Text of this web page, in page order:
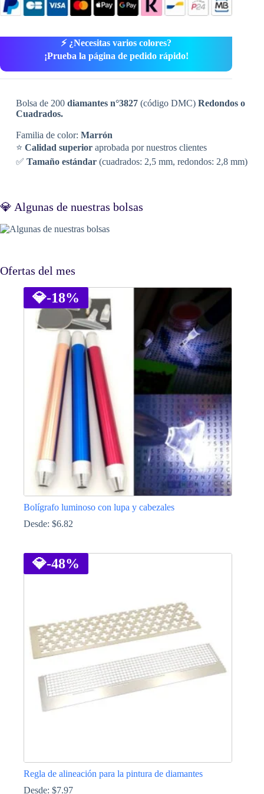
⚡ ¿Necesitas varios colores?
¡Prueba la página de pedido rápido!
Bolsa de 200 diamantes n°3827(código DMC) Redondos o
Cuadrados.
Familia de color: Marrón
⭐ Calidad superioraprobada por nuestros clientes
✅ Tamaño estándar(cuadrados: 2,5 mm, redondos: 2,8 mm)
💎 Algunas de nuestras bolsas
Ofertas del mes
💎-18%
Bolígrafo luminoso con lupa y cabezales
Desde: $6.82
producto
tiene
múltiples
pueden
elegir
en
producto
💎-48%
Regla de alineación para la pintura de diamantes
Desde: $7.97